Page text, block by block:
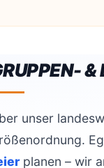
unser
planen – wir